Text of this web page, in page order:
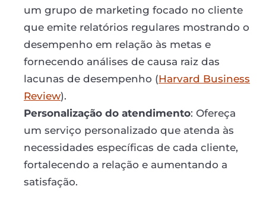
um grupo de marketing focado no cliente
que emite relatórios regulares mostrando o
desempenho em relação às metas e
fornecendo análises de causa raiz das
lacunas de desempenho (Harvard Business
Review).
Personalização do atendimento: Ofereça
um serviço personalizado que atenda às
necessidades específicas de cada cliente,
fortalecendo a relação e aumentando a
satisfação.